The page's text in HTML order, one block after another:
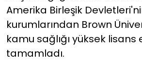
Amerika Birleşik
kurumlarından Brown
kamu sağlığı yüksek lisans
tamamladı.
YEREL YÖNETİMLER
Yurt